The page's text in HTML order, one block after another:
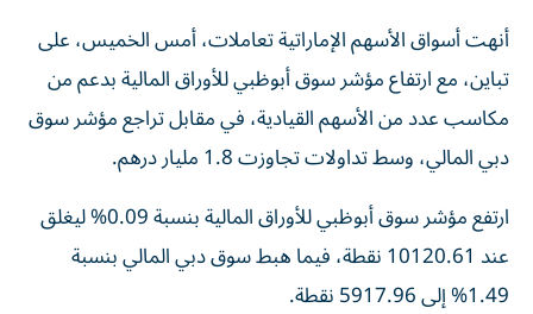
أنهت أسواق الأسهم الإماراتية تعاملات، أمس الخميس، على
تباين، مع ارتفاع مؤشر سوق أبوظبي للأوراق المالية بدعم من
مكاسب عدد من الأسهم القيادية، في مقابل تراجع مؤشر سوق
دبي المالي، وسط تداولات تجاوزت 1.8 مليار درهم.
ارتفع مؤشر سوق أبوظبي للأوراق المالية بنسبة 0.09% ليغلق
عند 10120.61 نقطة، فيما هبط سوق دبي المالي بنسبة
1.49% إلى 5917.96 نقطة.